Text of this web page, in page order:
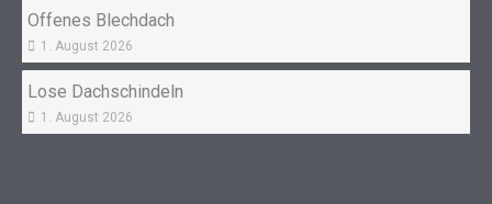
Offenes Blechdach
1. August 2026
Lose Dachschindeln
1. August 2026